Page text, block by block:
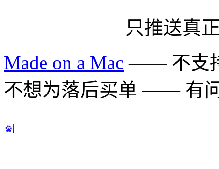
只推送真
Made on a Mac —— 不支
不想为落后买单 —— 有